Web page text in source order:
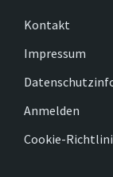
Kontakt
Impressum
Anmelden
Cookie-